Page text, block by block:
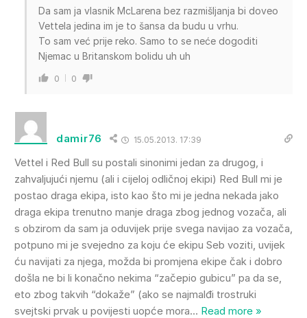
Da sam ja vlasnik McLarena bez razmišljanja bi doveo
Vettela jedina im je to šansa da budu u vrhu.
To sam već prije reko. Samo to se neće dogoditi
Njemac u Britanskom bolidu uh uh
0 0
damir76 15.05.2013. 17:39
Vettel i Red Bull su postali sinonimi jedan za drugog, i
zahvaljujući njemu (ali i cijeloj odličnoj ekipi) Red Bull mi je
postao draga ekipa, isto kao što mi je jedna nekada jako
draga ekipa trenutno manje draga zbog jednog vozača, ali
s obzirom da sam ja oduvijek prije svega navijao za vozača,
potpuno mi je svejedno za koju će ekipu Seb voziti, uvijek
ću navijati za njega, možda bi promjena ekipe čak i dobro
došla ne bi li konačno nekima “začepio gubicu” pa da se,
eto zbog takvih “dokaže” (ako se najmalđi trostruki
svejtski prvak u povijesti uopće mora… Read more »